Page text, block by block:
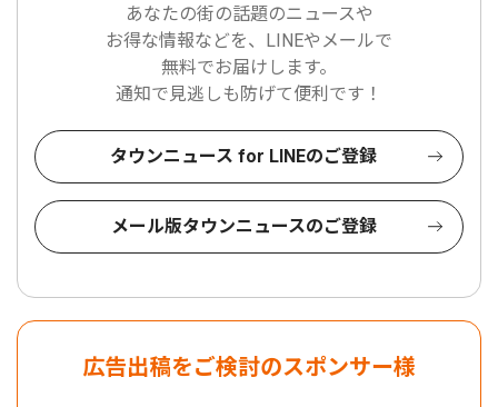
あなたの街の話題のニュースや
お得な情報などを、LINEやメールで
無料でお届けします。
通知で見逃しも防げて便利です！
タウンニュース for LINEのご登録
メール版タウンニュースのご登録
広告出稿をご検討のスポンサー様